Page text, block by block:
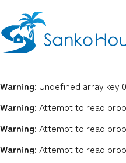
Warning: Undefined array key
Warning: Attempt to read
Warning: Attempt to read
Warning: Attempt to read